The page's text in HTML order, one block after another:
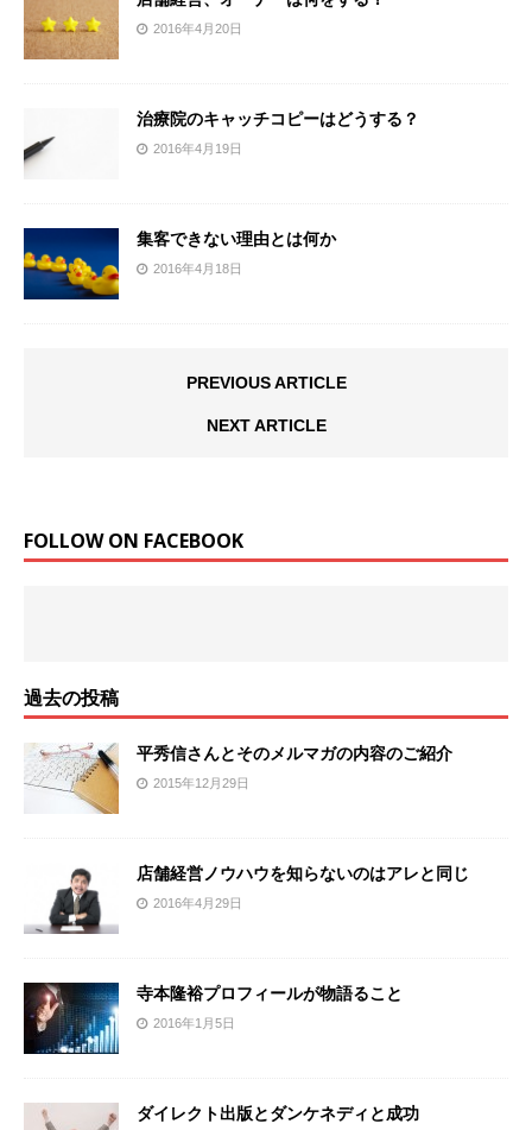
2016年4月20日
治療院のキャッチコピーはどうする？
2016年4月19日
集客できない理由とは何か
2016年4月18日
PREVIOUS ARTICLE
NEXT ARTICLE
FOLLOW ON FACEBOOK
過去の投稿
平秀信さんとそのメルマガの内容のご紹介
2015年12月29日
店舗経営ノウハウを知らないのはアレと同じ
2016年4月29日
寺本隆裕プロフィールが物語ること
2016年1月5日
ダイレクト出版とダンケネディと成功